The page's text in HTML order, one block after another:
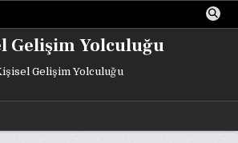
Gelişim Yolculuğu
Gelişim Yolculuğu